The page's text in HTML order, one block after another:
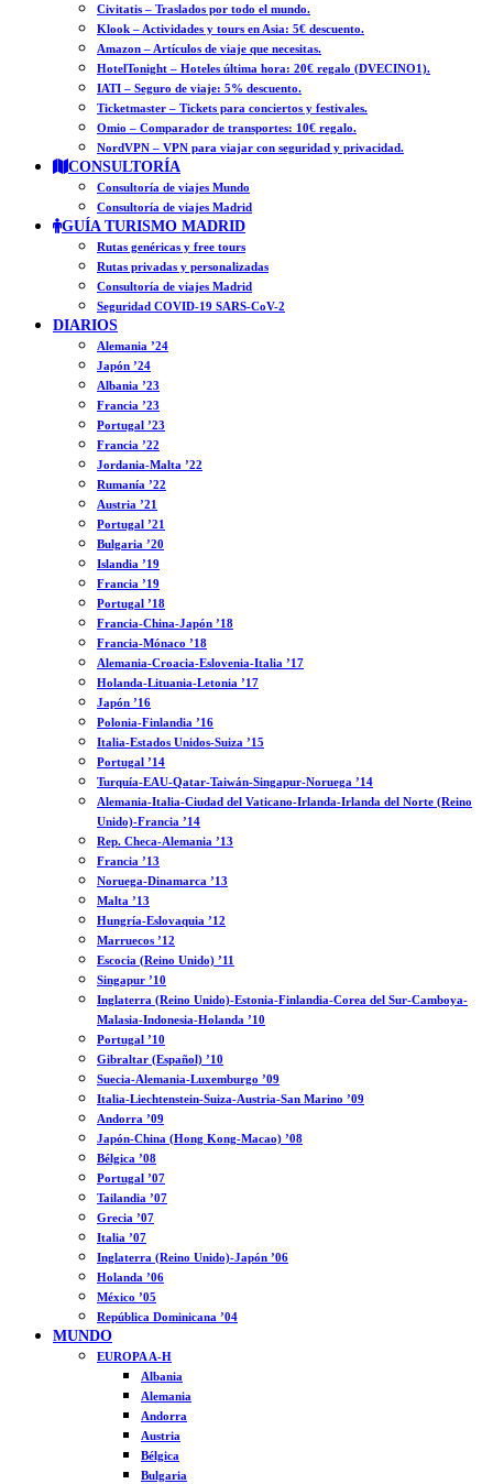
Civitatis – Traslados por todo el mundo.
Klook – Actividades y tours en Asia: 5€ descuento.
Amazon – Artículos de viaje que necesitas.
HotelTonight – Hoteles última hora: 20€ regalo (DVECINO1).
IATI – Seguro de viaje: 5% descuento.
Ticketmaster – Tickets para conciertos y festivales.
Omio – Comparador de transportes: 10€ regalo.
NordVPN – VPN para viajar con seguridad y privacidad.
CONSULTORÍA
Consultoría de viajes Mundo
Consultoría de viajes Madrid
GUÍA TURISMO MADRID
Rutas genéricas y free tours
Rutas privadas y personalizadas
Consultoría de viajes Madrid
Seguridad COVID-19 SARS-CoV-2
DIARIOS
Alemania ’24
Japón ’24
Albania ’23
Francia ’23
Portugal ’23
Francia ’22
Jordania-Malta ’22
Rumanía ’22
Austria ’21
Portugal ’21
Bulgaria ’20
Islandia ’19
Francia ’19
Portugal ’18
Francia-China-Japón ’18
Francia-Mónaco ’18
Alemania-Croacia-Eslovenia-Italia ’17
Holanda-Lituania-Letonia ’17
Japón ’16
Polonia-Finlandia ’16
Italia-Estados Unidos-Suiza ’15
Portugal ’14
Turquía-EAU-Qatar-Taiwán-Singapur-Noruega ’14
Alemania-Italia-Ciudad del Vaticano-Irlanda-Irlanda del Norte (Reino
Unido)-Francia ’14
Rep. Checa-Alemania ’13
Francia ’13
Noruega-Dinamarca ’13
Malta ’13
Hungría-Eslovaquia ’12
Marruecos ’12
Escocia (Reino Unido) ’11
Singapur ’10
Inglaterra (Reino Unido)-Estonia-Finlandia-Corea del Sur-Camboya-
Malasia-Indonesia-Holanda ’10
Portugal ’10
Gibraltar (Español) ’10
Suecia-Alemania-Luxemburgo ’09
Italia-Liechtenstein-Suiza-Austria-San Marino ’09
Andorra ’09
Japón-China (Hong Kong-Macao) ’08
Bélgica ’08
Portugal ’07
Tailandia ’07
Grecia ’07
Italia ’07
Inglaterra (Reino Unido)-Japón ’06
Holanda ’06
México ’05
República Dominicana ’04
MUNDO
EUROPA A-H
Albania
Alemania
Andorra
Austria
Bélgica
Bulgaria